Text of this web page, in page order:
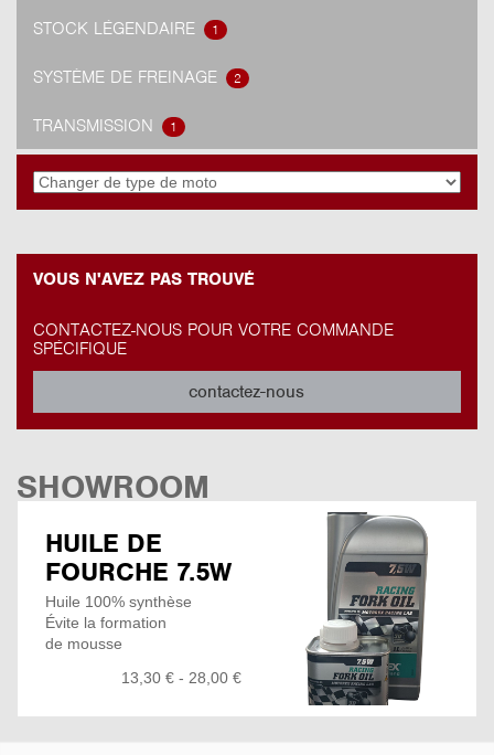
STOCK LÉGENDAIRE 1
SYSTÈME DE FREINAGE 2
TRANSMISSION 1
VOUS N'AVEZ PAS TROUVÉ
CONTACTEZ-NOUS POUR VOTRE COMMANDE
SPÉCIFIQUE
contactez-nous
SHOWROOM
HUILE DE
FOURCHE 7.5W
Huile 100% synthèse
Évite la formation
de mousse
13,30 € - 28,00 €